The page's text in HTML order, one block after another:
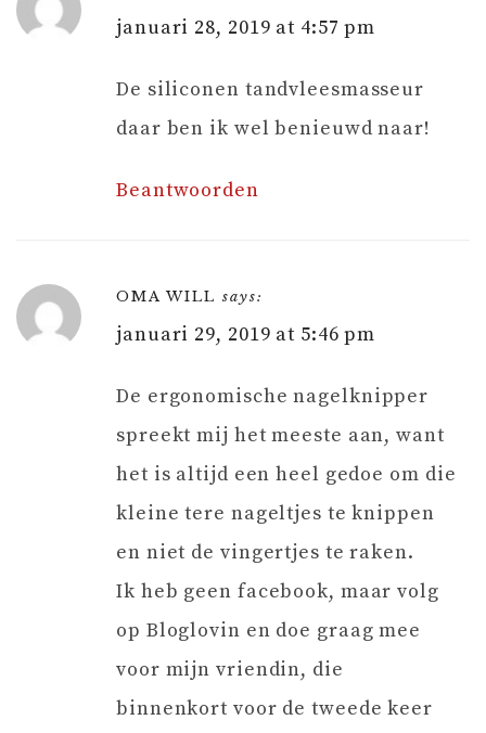
januari 28, 2019 at 4:57 pm
De siliconen tandvleesmasseur
daar ben ik wel benieuwd naar!
Beantwoorden
OMA WILL says:
januari 29, 2019 at 5:46 pm
De ergonomische nagelknipper
spreekt mij het meeste aan, want
het is altijd een heel gedoe om die
kleine tere nageltjes te knippen
en niet de vingertjes te raken.
Ik heb geen facebook, maar volg
op Bloglovin en doe graag mee
voor mijn vriendin, die
binnenkort voor de tweede keer